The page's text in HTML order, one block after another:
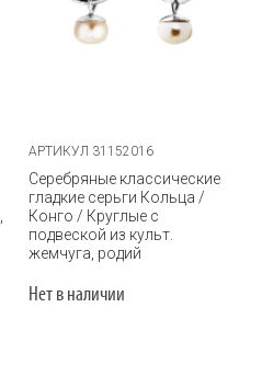
АРТИКУЛ 31152016
Серебряные классические
гладкие серьги Кольца /
Конго / Круглые с
подвеской из культ.
жемчуга, родий
Нет в наличии